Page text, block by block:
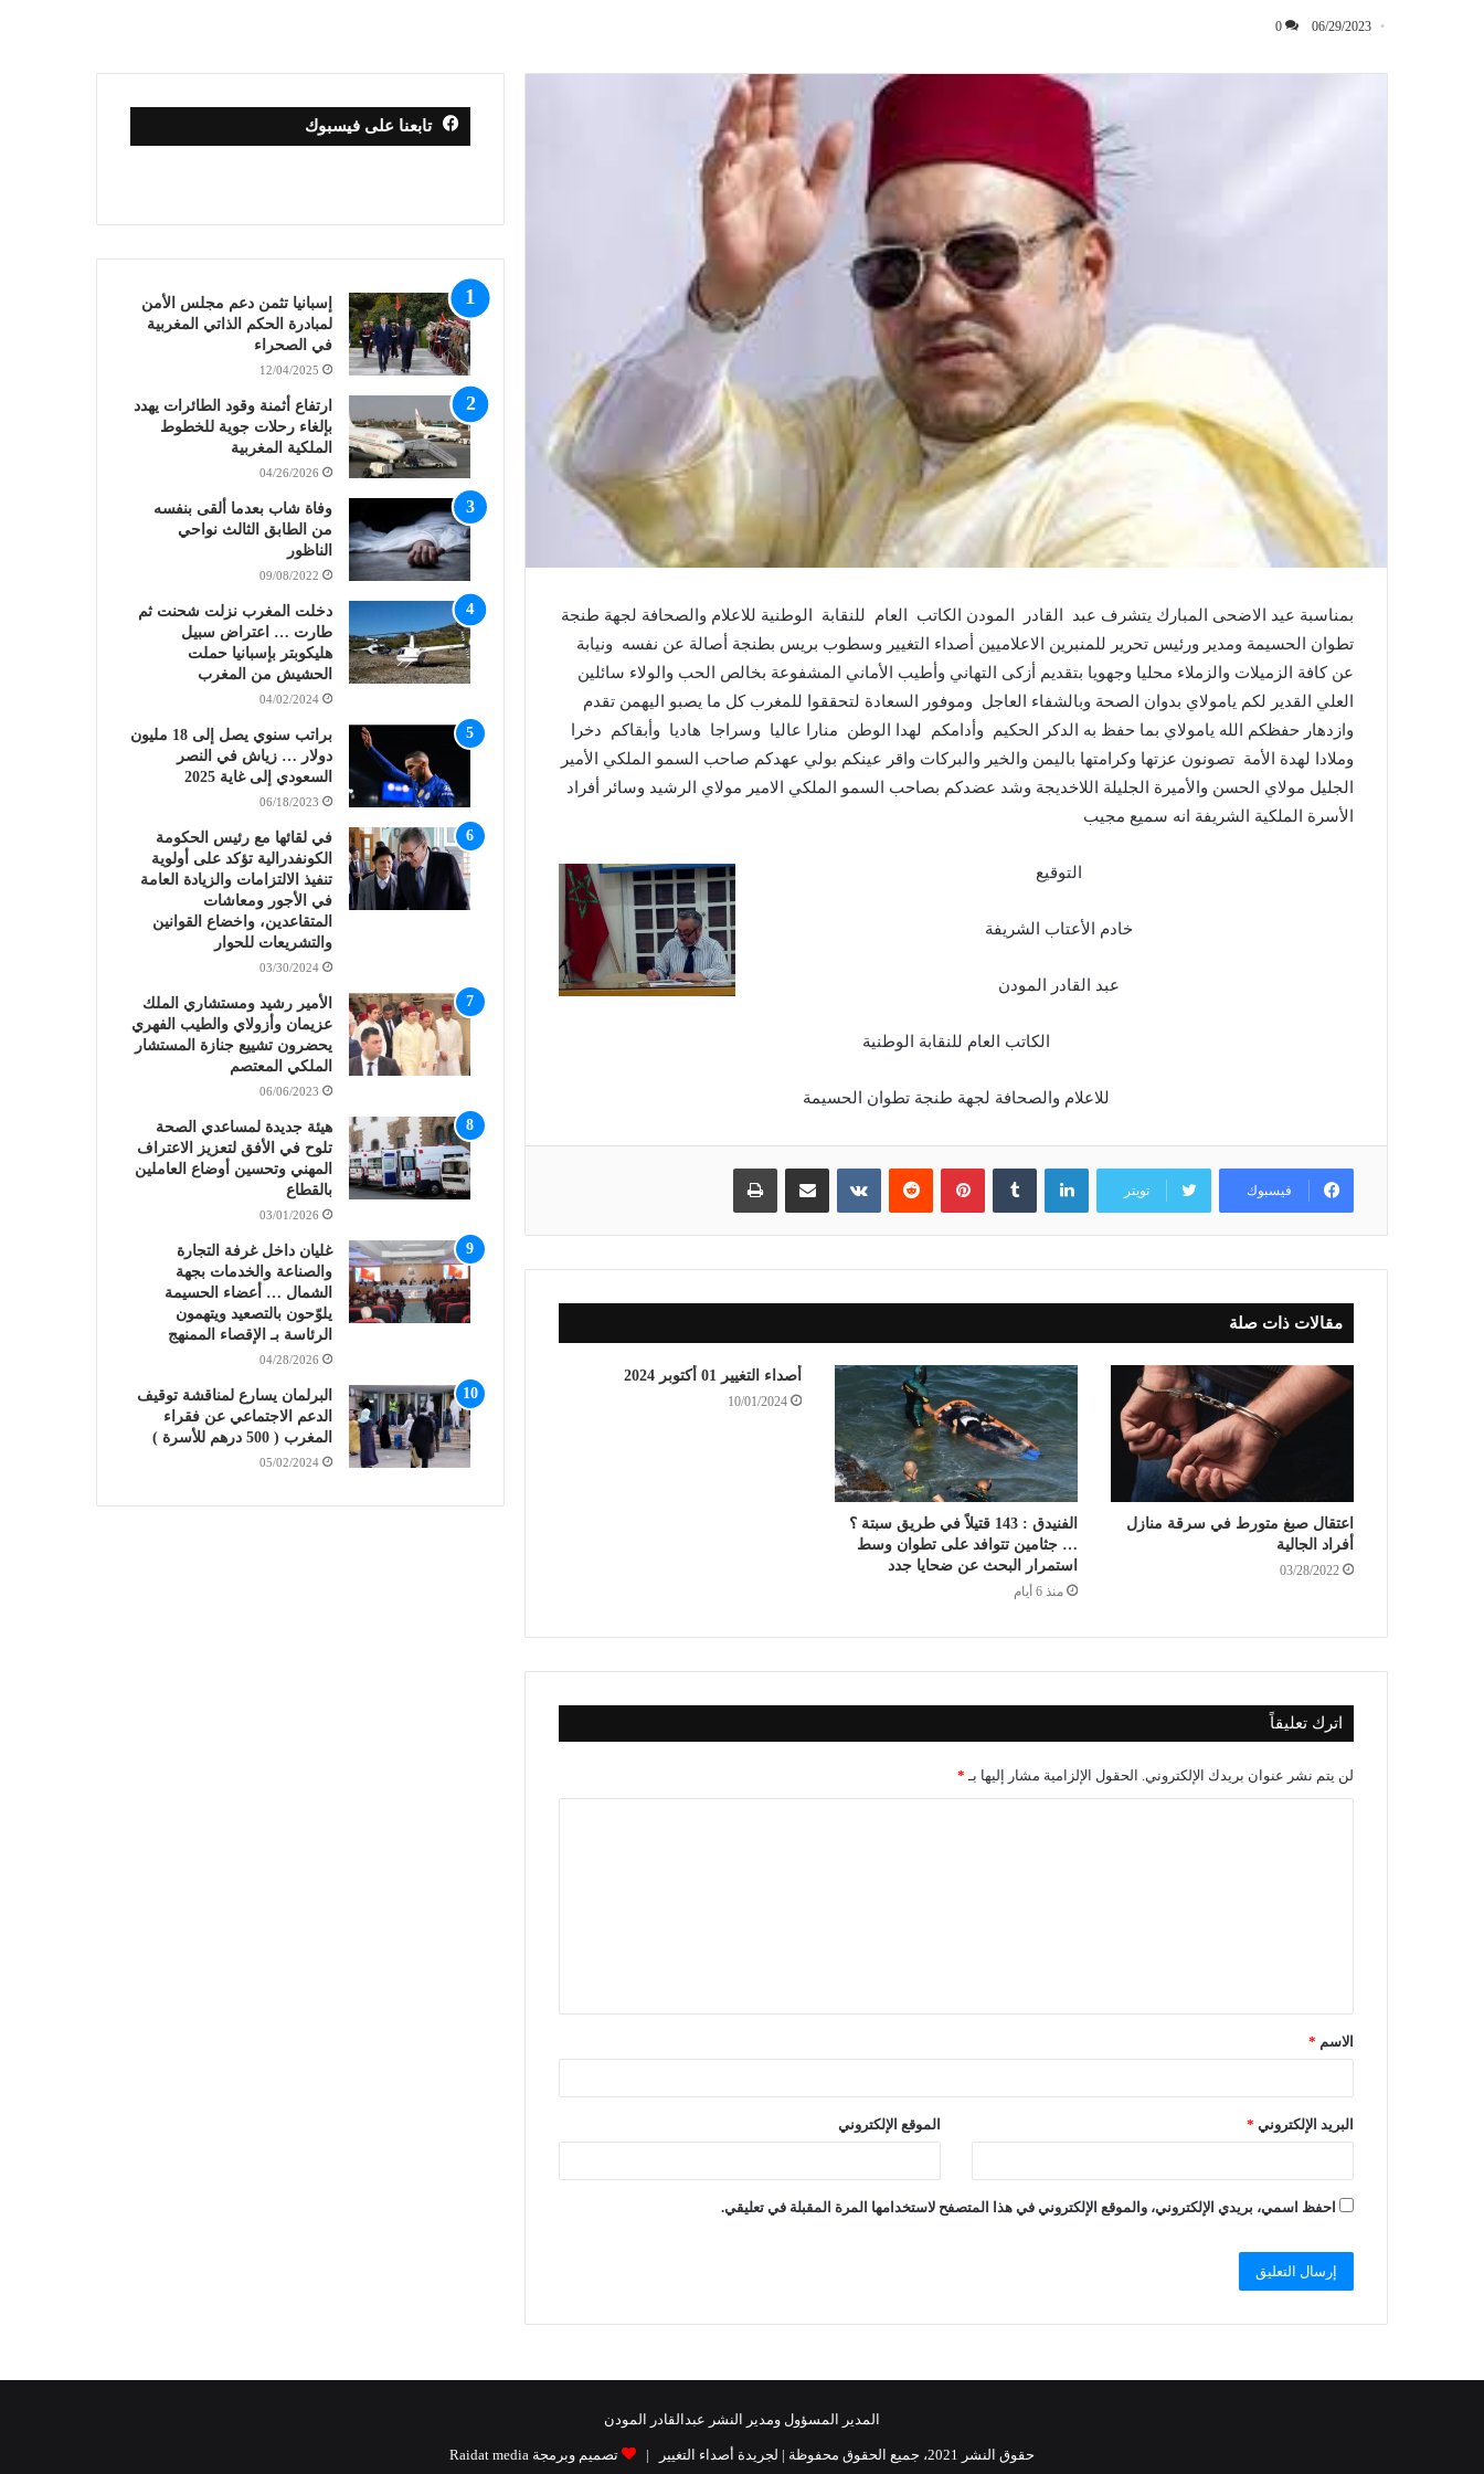
06/29/2023
0
بمناسبة عيد الاضحى المبارك يتشرف عبد القادر المودن الكاتب العام للنقابة الوطنية للاعلام والصحافة لجهة طنجة
تطوان الحسيمة ومدير ورئيس تحرير للمنبرين الاعلاميين أصداء التغيير وسطوب بريس بطنجة أصالة عن نفسه ونيابة
عن كافة الزميلات والزملاء محليا وجهويا بتقديم أزكى التهاني وأطيب الأماني المشفوعة بخالص الحب والولاء سائلين
العلي القدير لكم يامولاي بدوان الصحة وبالشفاء العاجل وموفور السعادة لتحققوا للمغرب كل ما يصبو اليهمن تقدم
وازدهار حفظكم الله يامولاي بما حفظ به الدكر الحكيم وأدامكم لهدا الوطن منارا عاليا وسراجا هاديا وأبقاكم دخرا
وملادا لهدة الأمة تصونون عزتها وكرامتها باليمن والخير والبركات واقر عينكم بولي عهدكم صاحب السمو الملكي الأمير
الجليل مولاي الحسن والأميرة الجليلة اللاخديجة وشد عضدكم بصاحب السمو الملكي الامير مولاي الرشيد وسائر أفراد
الأسرة الملكية الشريفة انه سميع مجيب
التوقيع
خادم الأعتاب الشريفة
عبد القادر المودن
الكاتب العام للنقابة الوطنية
للاعلام والصحافة لجهة طنجة تطوان الحسيمة
فيسبوك تويتر
لينكدإن بينتيريست مشاركة عبر البريد طباعة
مقالات ذات صلة
اعتقال صبغ متورط في سرقة منازل
أفراد الجالية
03/28/2022
الفنيدق : 143 قتيلاً في طريق سبتة ؟
… جثامين تتوافد على تطوان وسط
استمرار البحث عن ضحايا جدد
منذ 6 أيام
أصداء التغيير 01 أكتوبر 2024
10/01/2024
اترك تعليقاً
لن يتم نشر عنوان بريدك الإلكتروني. الحقول الإلزامية مشار إليها بـ *
الاسم *
البريد الإلكتروني * الموقع الإلكتروني
احفظ اسمي، بريدي الإلكتروني، والموقع الإلكتروني في هذا المتصفح لاستخدامها المرة المقبلة في تعليقي.
تابعنا على فيسبوك
إسبانيا تثمن دعم مجلس الأمن
لمبادرة الحكم الذاتي المغربية
في الصحراء
12/04/2025
ارتفاع أثمنة وقود الطائرات يهدد
بإلغاء رحلات جوية للخطوط
الملكية المغربية
04/26/2026
وفاة شاب بعدما ألقى بنفسه
من الطابق الثالث نواحي
الناظور
09/08/2022
دخلت المغرب نزلت شحنت ثم
طارت … اعتراض سبيل
هليكوبتر بإسبانيا حملت
الحشيش من المغرب
04/02/2024
براتب سنوي يصل إلى 18 مليون
دولار … زياش في النصر
السعودي إلى غاية 2025
06/18/2023
في لقائها مع رئيس الحكومة
الكونفدرالية تؤكد على أولوية
تنفيذ الالتزامات والزيادة العامة
في الأجور ومعاشات
المتقاعدين، واخضاع القوانين
والتشريعات للحوار
03/30/2024
الأمير رشيد ومستشاري الملك
عزيمان وأزولاي والطيب الفهري
يحضرون تشييع جنازة المستشار
الملكي المعتصم
06/06/2023
هيئة جديدة لمساعدي الصحة
تلوح في الأفق لتعزيز الاعتراف
المهني وتحسين أوضاع العاملين
بالقطاع
03/01/2026
غليان داخل غرفة التجارة
والصناعة والخدمات بجهة
الشمال … أعضاء الحسيمة
يلوّحون بالتصعيد ويتهمون
الرئاسة بـ الإقصاء الممنهج
04/28/2026
البرلمان يسارع لمناقشة توقيف
الدعم الاجتماعي عن فقراء
المغرب ( 500 درهم للأسرة )
05/02/2024
المدير المسؤول ومدير النشر عبدالقادر المودن
حقوق النشر 2021، جميع الحقوق محفوظة | لجريدة أصداء التغيير | تصميم وبرمجة Raidat media